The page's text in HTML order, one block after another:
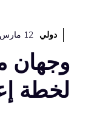
دولي 12 مارس، 2025
وجهان
لخطة